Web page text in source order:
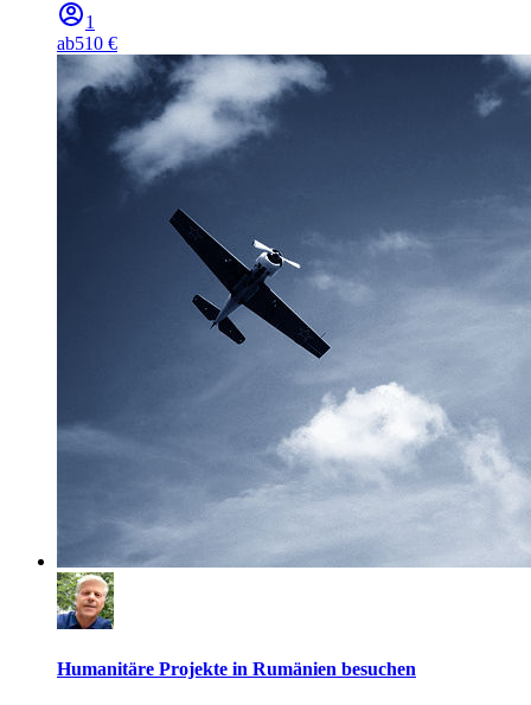
1
ab510 €
Humanitäre Projekte in Rumänien besuchen